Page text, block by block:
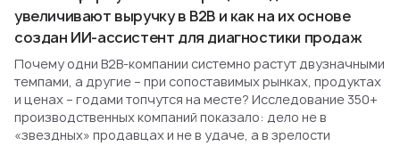
увеличивают выручку в B2B и как на их основе
создан ИИ-ассистент для диагностики продаж
Почему одни B2B-компании системно растут двузначными
темпами, а другие – при сопоставимых рынках, продуктах
и ценах – годами топчутся на месте? Исследование 350+
производственных компаний показало: дело не в
«звездных» продавцах и не в удаче, а в зрелости